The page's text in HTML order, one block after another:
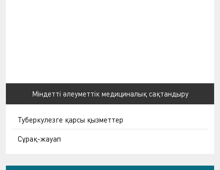
Міндетті әлеуметтік медициналық сақтандыру
Туберкулезге қарсы қызметтер
Сұрақ-жауап